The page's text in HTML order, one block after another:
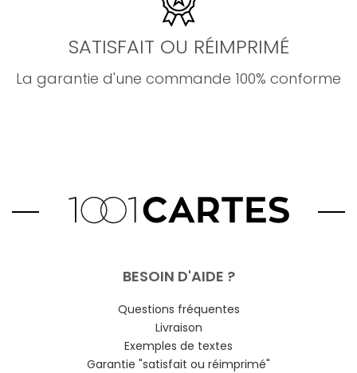
SATISFAIT OU RÉIMPRIMÉ
La garantie d'une commande 100% conforme
BESOIN D'AIDE ?
Questions fréquentes
Livraison
Exemples de textes
Garantie "satisfait ou réimprimé"